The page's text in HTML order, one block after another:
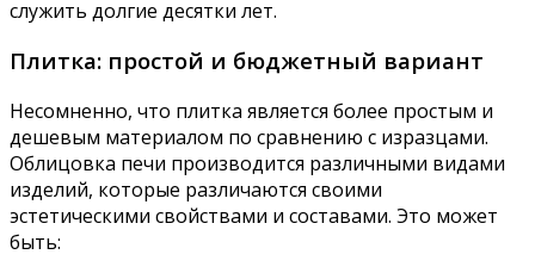
служить долгие десятки лет.
Плитка: простой и бюджетный вариант
Несомненно, что плитка является более простым и
дешевым материалом по сравнению с изразцами.
Облицовка печи производится различными видами
изделий, которые различаются своими
эстетическими свойствами и составами. Это может
быть: